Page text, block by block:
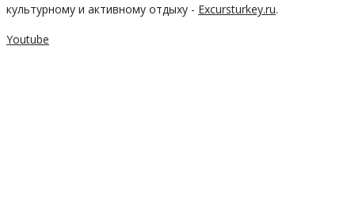
культурному и активному отдыху - Excursturkey.ru.
Youtube